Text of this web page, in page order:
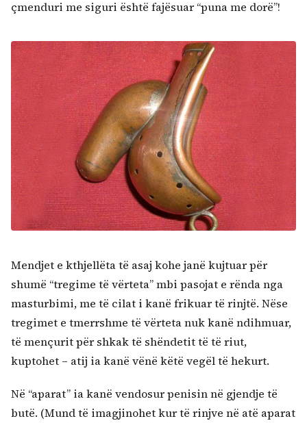
çmenduri me siguri është fajësuar “puna me dorë”!
Mendjet e kthjellëta të asaj kohe janë kujtuar për
shumë “tregime të vërteta” mbi pasojat e rënda nga
masturbimi, me të cilat i kanë frikuar të rinjtë. Nëse
tregimet e tmerrshme të vërteta nuk kanë ndihmuar,
të mençurit për shkak të shëndetit të të riut,
kuptohet – atij ia kanë vënë këtë vegël të hekurt.
Në “aparat” ia kanë vendosur penisin në gjendje të
butë. (Mund të imagjinohet kur të rinjve në atë aparat